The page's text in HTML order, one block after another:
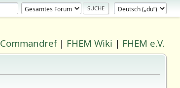
Commandref| FHEM Wiki | FHEM e.V.